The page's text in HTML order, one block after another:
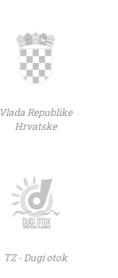
Vlada Republike
Hrvatske
TZ - Dugi otok